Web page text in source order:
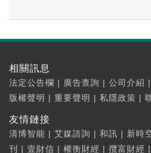
相關訊息
法定公告欄 | 廣告查詢 | 公司介紹 |
版權聲明 | 重要聲明 | 私隱政策 |
友情鏈接
清博智能 | 艾媒諮詢 | 和訊 | 新時
刊
| 壹財信 | 權衡財經 | 攬富財經 |